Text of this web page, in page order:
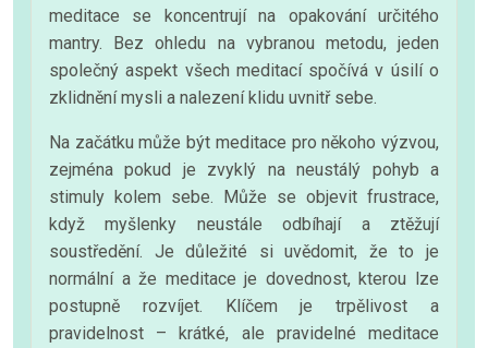
meditace se koncentrují na opakování určitého
mantry. Bez ohledu na vybranou metodu, jeden
společný aspekt všech meditací spočívá v úsilí o
zklidnění mysli a nalezení klidu uvnitř sebe.
Na začátku může být meditace pro někoho výzvou,
zejména pokud je zvyklý na neustálý pohyb a
stimuly kolem sebe. Může se objevit frustrace,
když myšlenky neustále odbíhají a ztěžují
soustředění. Je důležité si uvědomit, že to je
normální a že meditace je dovednost, kterou lze
postupně rozvíjet. Klíčem je trpělivost a
pravidelnost – krátké, ale pravidelné meditace